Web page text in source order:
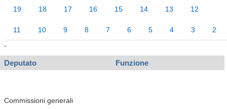
19 18 17 16 15 14 13 12
11 10 9 8 7 6 5 4 3
2
-
Deputato Funzione
Commissioni generali